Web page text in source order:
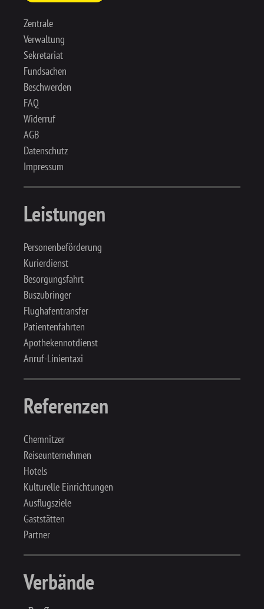
Zentrale
Verwaltung
Sekretariat
Fundsachen
Beschwerden
FAQ
Widerruf
AGB
Datenschutz
Impressum
Leistungen
Personenbeförderung
Kurierdienst
Besorgungsfahrt
Buszubringer
Flughafentransfer
Patientenfahrten
Apothekennotdienst
Anruf-Linientaxi
Referenzen
Chemnitzer
Reiseunternehmen
Hotels
Kulturelle Einrichtungen
Ausflugsziele
Gaststätten
Partner
Verbände